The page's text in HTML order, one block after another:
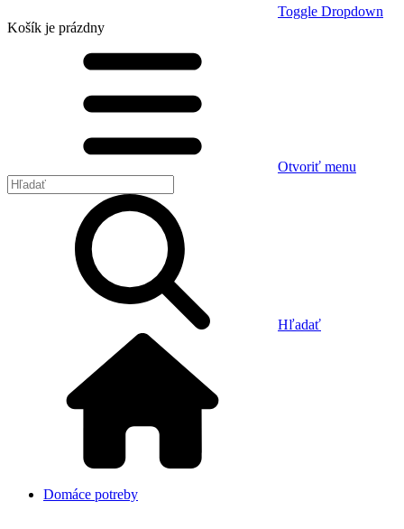
Toggle Dropdown
Košík je prázdny
Otvoriť menu
Hľadať
Domáce potreby